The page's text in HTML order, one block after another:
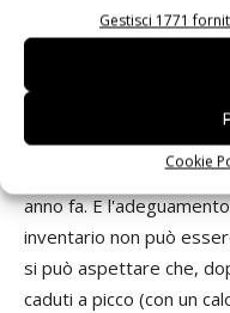
Gestisci 1771
Cookie
hanno evidenziato
all’ultima parte del
distribuzione questa
possono costituire
Si tratta di un problema
così dinamica tanto
anno fa. E
inventario non può
si può aspettare che,
caduti a picco (con un